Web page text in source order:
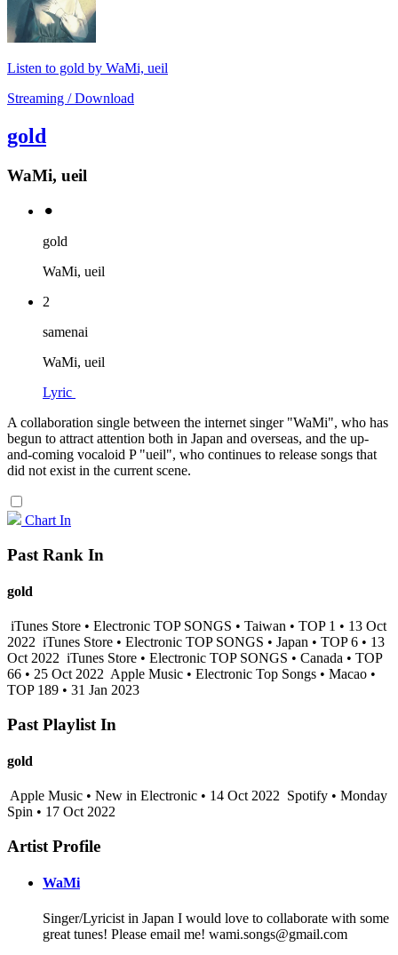
Listen to gold by WaMi, ueil
Streaming / Download
gold
WaMi, ueil
⚫︎
gold
WaMi, ueil
2
samenai
WaMi, ueil
Lyric
A collaboration single between the internet singer "WaMi", who has
begun to attract attention both in Japan and overseas, and the up-
and-coming vocaloid P "ueil", who continues to release songs that
did not exist in the current scene.
Chart In
Past Rank In
gold
iTunes Store • Electronic TOP SONGS • Taiwan • TOP 1 • 13 Oct
2022 iTunes Store • Electronic TOP SONGS • Japan • TOP 6 • 13
Oct 2022 iTunes Store • Electronic TOP SONGS • Canada • TOP
66 • 25 Oct 2022 Apple Music • Electronic Top Songs • Macao •
TOP 189 • 31 Jan 2023
Past Playlist In
gold
Apple Music • New in Electronic • 14 Oct 2022 Spotify • Monday
Spin • 17 Oct 2022
Artist Profile
WaMi
Singer/Lyricist in Japan I would love to collaborate with some
great tunes! Please email me! wami.songs@gmail.com